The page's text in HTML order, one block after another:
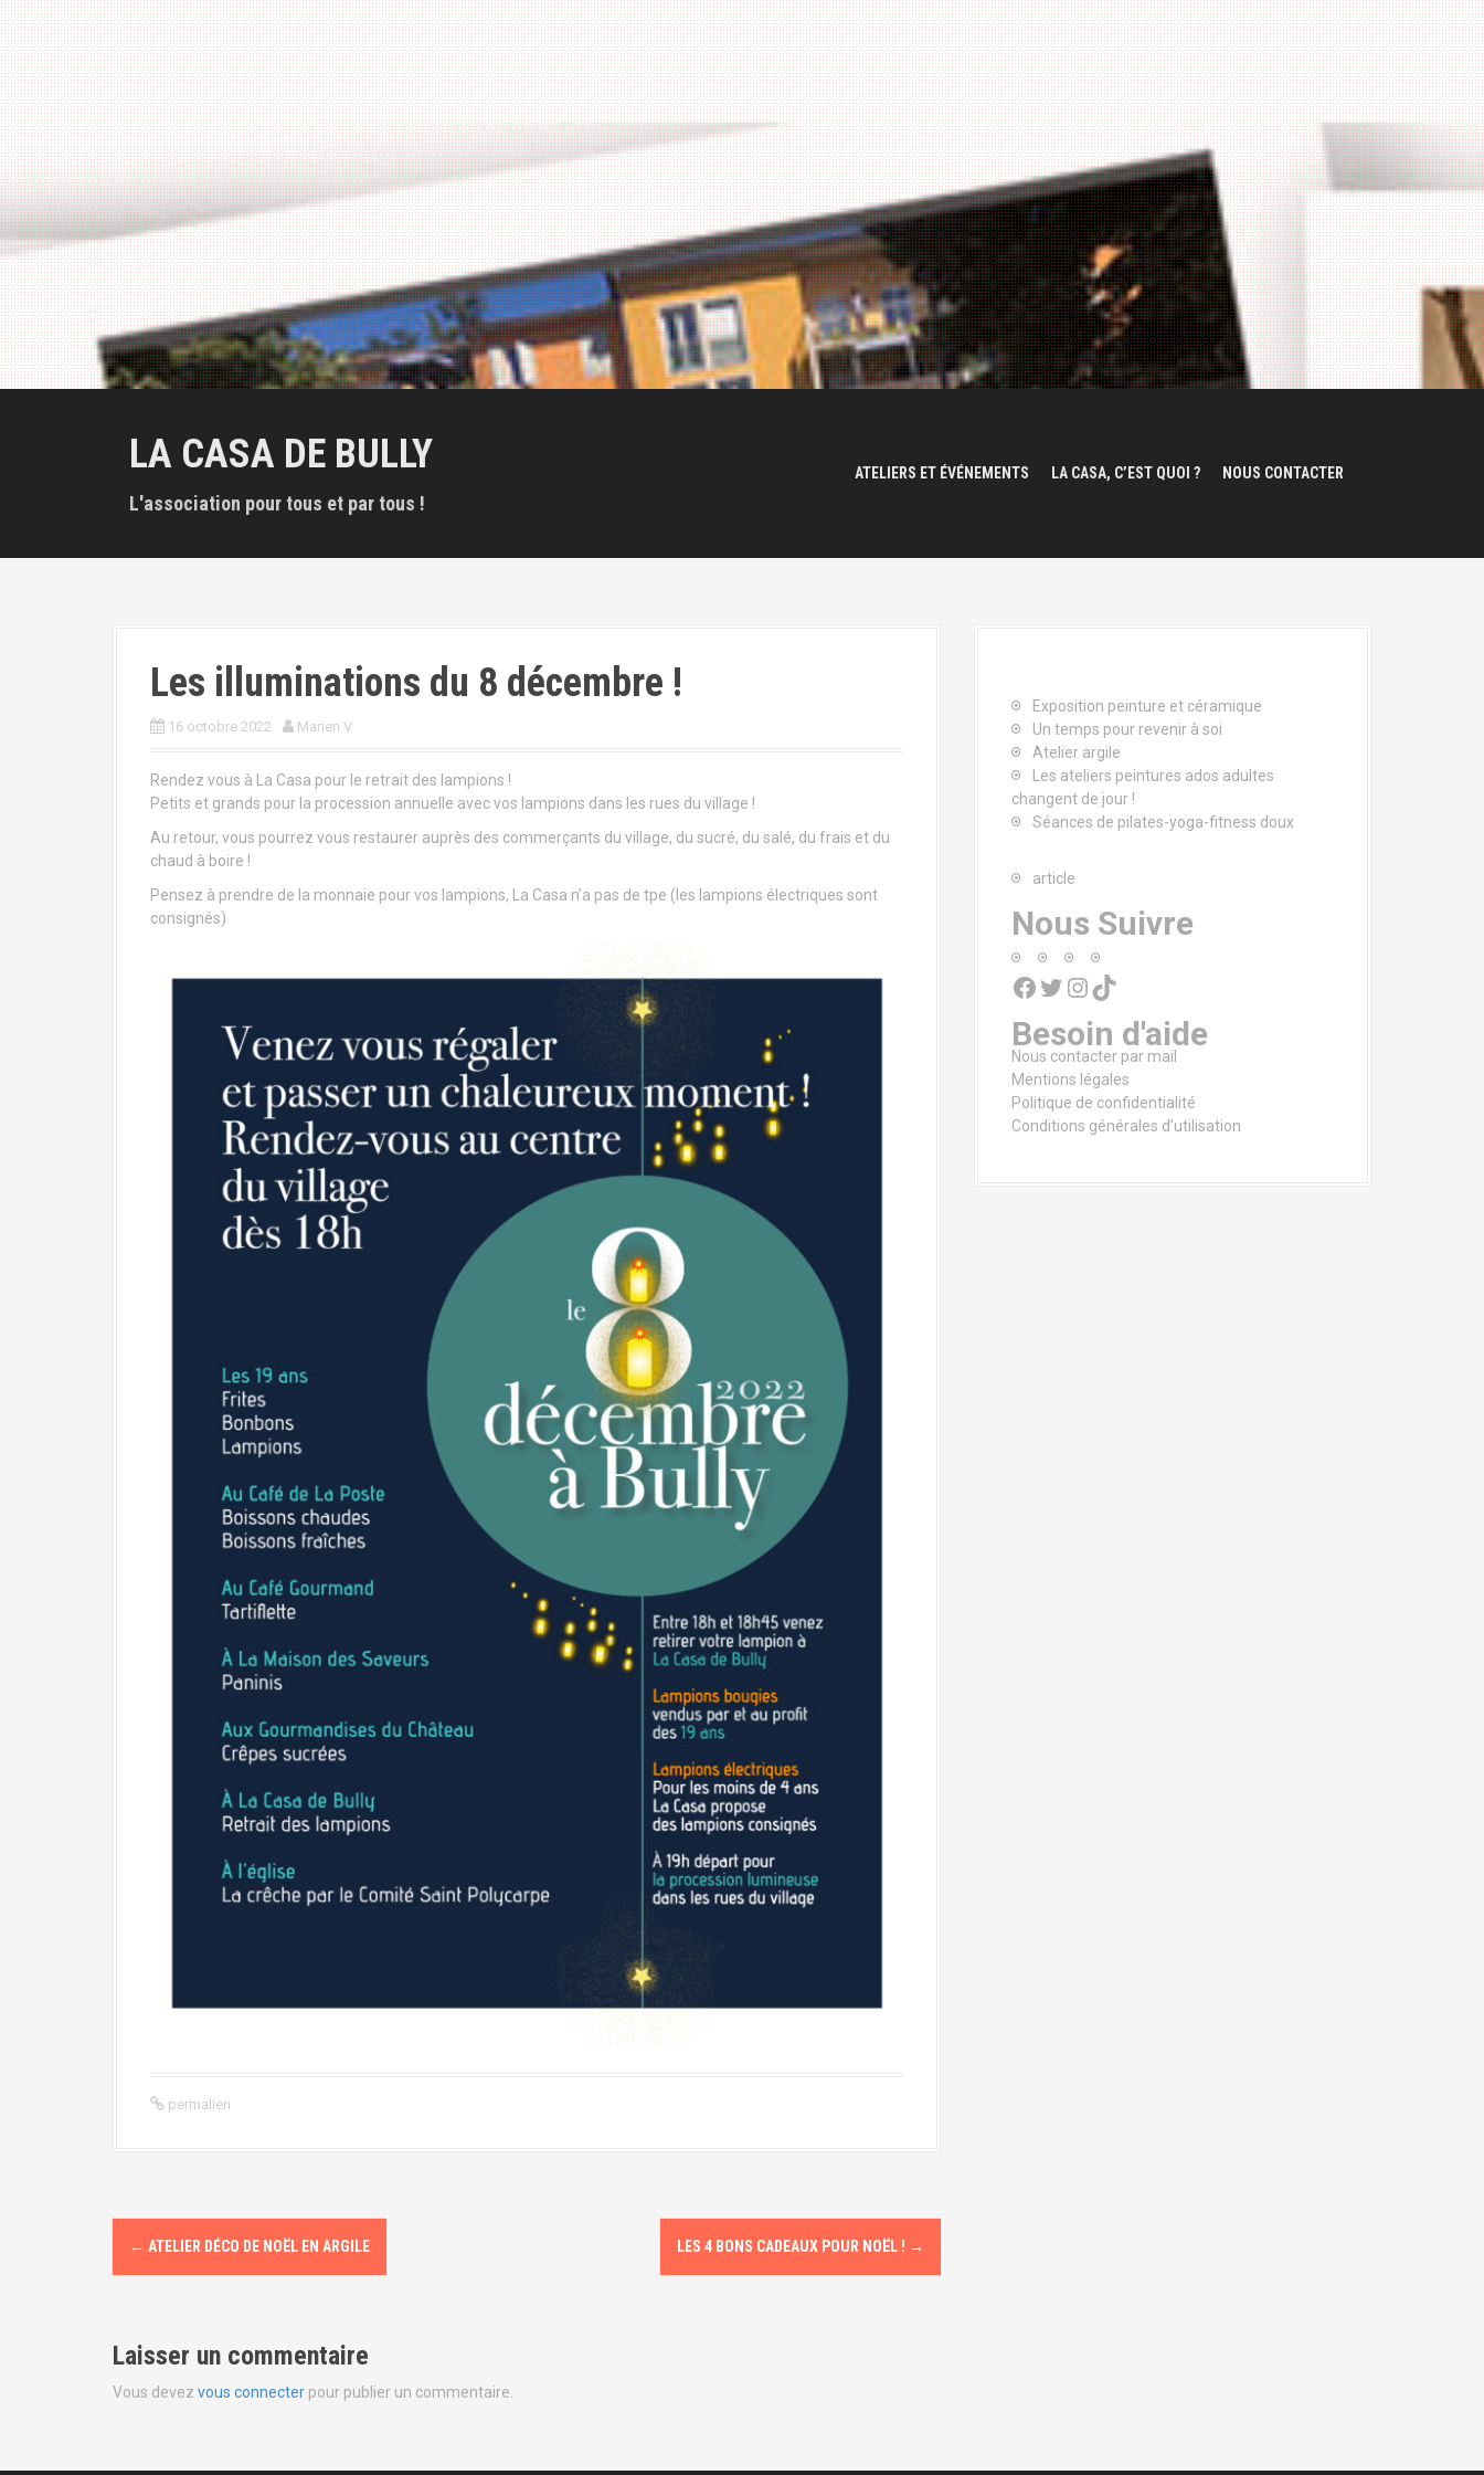
l
LA CASA DE BULLY
L'association pour tous et par tous !
ATELIERS ET ÉVÉNEMENTS LA CASA, C’EST QUOI ? NOUS CONTACTER
Les illuminations du 8 décembre !
16 octobre 2022 Marien V
Rendez vous à La Casa pour le retrait des lampions !
Petits et grands pour la procession annuelle avec vos lampions dans les rues du village !
Au retour, vous pourrez vous restaurer auprès des commerçants du village, du sucré, du salé, du frais et du
chaud à boire !
Pensez à prendre de la monnaie pour vos lampions, La Casa n’a pas de tpe (les lampions électriques sont
consignés)
permalien
N
a
i
g
← ATELIER DÉCO DE NOËL EN ARGILE LES 4 BONS CADEAUX POUR NOËL ! →
Laisser un commentaire
Vous devez vous connecter pour publier un commentaire.
Exposition peinture et céramique
Un temps pour revenir à soi
Atelier argile
Les ateliers peintures ados adultes
changent de jour !
Séances de pilates-yoga-fitness doux
article
Nous Suivre
Facebook Twitter InstagramTikTok
Besoin d'aide
Nous contacter par mail
Mentions légales
Politique de confidentialité
Conditions générales d’utilisation